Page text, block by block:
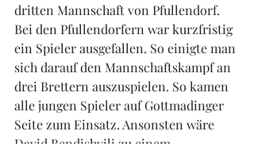
dritten Mannschaft von Pfullendorf.
Bei den Pfullendorfern war kurzfristig
ein Spieler ausgefallen. So einigte man
sich darauf den Mannschaftskampf an
drei Brettern auszuspielen. So kamen
alle jungen Spieler auf Gottmadinger
Seite zum Einsatz. Ansonsten wäre
David Bendishvili zu einem